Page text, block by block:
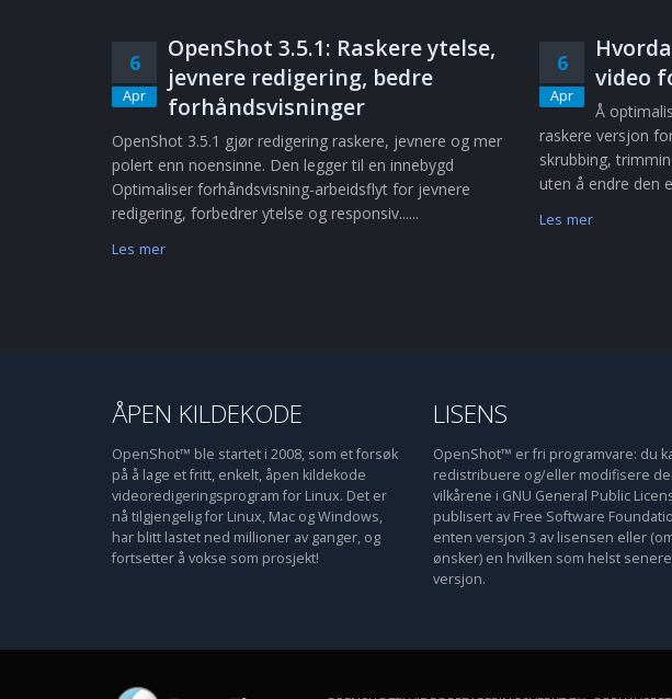
6
Apr
OpenShot 3.5.1: Raskere ytelse,
jevnere redigering, bedre
forhåndsvisninger
OpenShot 3.5.1 gjør redigering raskere, jevnere og mer
polert enn noensinne. Den legger til en innebygd
Optimaliser forhåndsvisning-arbeidsflyt for jevnere
redigering, forbedrer ytelse og responsiv......
Les mer
6
Apr
video
Å
raskere versjon
skrubbing,
uten å endre den
Les mer
ÅPEN KILDEKODE
OpenShot™ ble startet i 2008, som et forsøk
på å lage et fritt, enkelt, åpen kildekode
videoredigeringsprogram for Linux. Det er
nå tilgjengelig for Linux, Mac og Windows,
har blitt lastet ned millioner av ganger, og
fortsetter å vokse som prosjekt!
LISENS
OpenShot™ er fri programvare: du
redistribuere og/eller modifisere
vilkårene i GNU General Public
publisert av Free Software
enten versjon 3 av lisensen eller
ønsker) en hvilken som helst senere
versjon.